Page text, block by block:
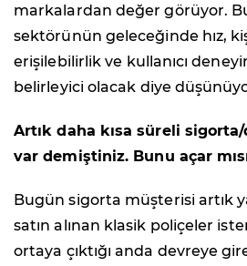
markalardan değer görüyor.
sektörünün geleceğinde hız,
erişilebilirlik ve kullanıcı
belirleyici olacak diye
Artık daha kısa süreli
var demiştiniz. Bunu açar
Bugün sigorta müşterisi artık
satın alınan klasik poliçeler
ortaya çıktığı anda devreye